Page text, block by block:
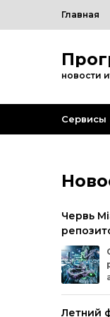
Главная
новости
Сервисы
Червь
Летний